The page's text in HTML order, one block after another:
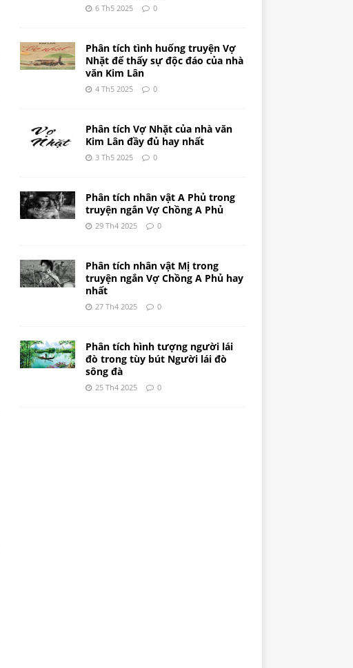
6 Th5 2025 0
Phân tích tình huống truyện Vợ
Nhặt để thấy sự độc đáo của nhà
văn Kim Lân
4 Th5 2025 0
Phân tích Vợ Nhặt của nhà văn
Kim Lân đầy đủ hay nhất
3 Th5 2025 0
Phân tích nhân vật A Phủ trong
truyện ngắn Vợ Chồng A Phủ
29 Th4 2025 0
Phân tích nhân vật Mị trong
truyện ngắn Vợ Chồng A Phủ hay
nhất
27 Th4 2025 0
Phân tích hình tượng người lái
đò trong tùy bút Người lái đò
sông đà
25 Th4 2025 0